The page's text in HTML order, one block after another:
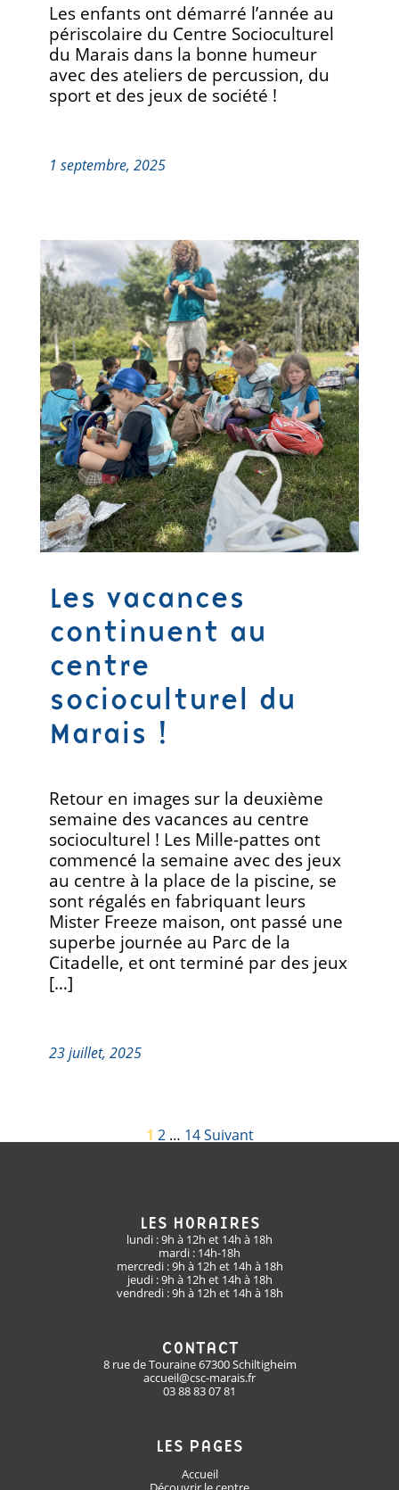
Les enfants ont démarré l’année au
périscolaire du Centre Socioculturel
du Marais dans la bonne humeur
avec des ateliers de percussion, du
sport et des jeux de société !
1 septembre, 2025
Les vacances
continuent au
centre
socioculturel du
Marais !
Retour en images sur la deuxième
semaine des vacances au centre
socioculturel ! Les Mille-pattes ont
commencé la semaine avec des jeux
au centre à la place de la piscine, se
sont régalés en fabriquant leurs
Mister Freeze maison, ont passé une
superbe journée au Parc de la
Citadelle, et ont terminé par des jeux
[…]
23 juillet, 2025
PAGINATION
PUBLICATIONS
1 2 … 14 Suivant
LES HORAIRES
lundi : 9h à 12h et 14h à 18h
mardi : 14h-18h
mercredi : 9h à 12h et 14h à 18h
jeudi : 9h à 12h et 14h à 18h
vendredi : 9h à 12h et 14h à 18h
CONTACT
8 rue de Touraine 67300 Schiltigheim
accueil@csc-marais.fr
03 88 83 07 81
LES PAGES
Accueil